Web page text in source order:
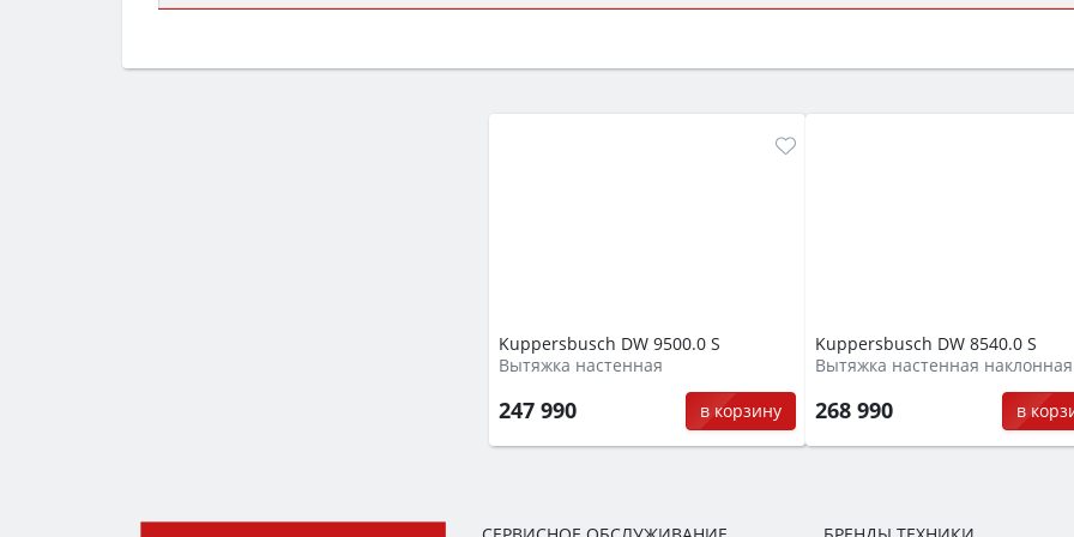
семьи, класс энергопотребления не ниже A и нужные функции (конвекция, гриль,
Kuppersbusch DW 9500.0 S
Вытяжка настенная
247 990 в корзину
Kuppersbusch DW 8540.0 S
Вытяжка настенная наклонная
268 990 в